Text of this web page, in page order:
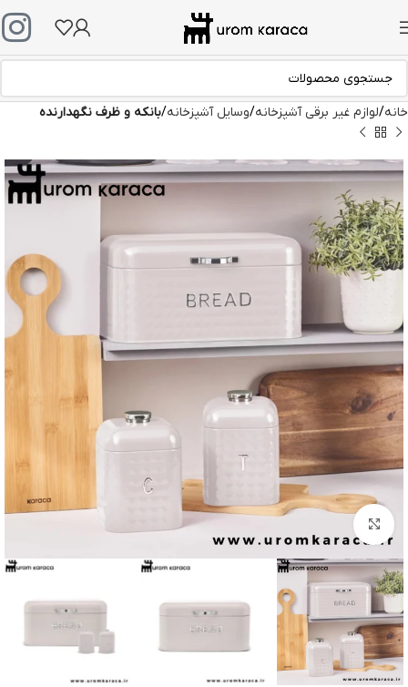
خانه لوازم غیر برقی آشپزخانه وسایل آشپزخانه بانکه و ظرف نگهدارنده
بزرگنمایی تصویر